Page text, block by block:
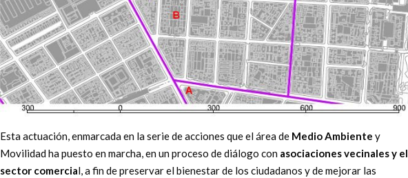
Esta actuación, enmarcada en la serie de acciones que el área de Medio Ambiente y
Movilidad ha puesto en marcha, en un proceso de diálogo con asociaciones vecinales y el
sector comercial, a fin de preservar el bienestar de los ciudadanos y de mejorar las